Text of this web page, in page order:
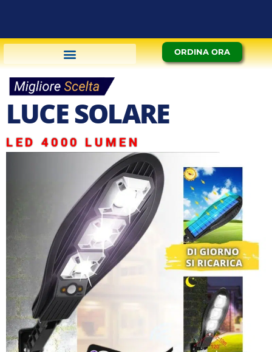
PAGAMENTO ALLA CONSEGNA
ORDINA ORA
LUCESOLARE
LED 4000 LUMEN